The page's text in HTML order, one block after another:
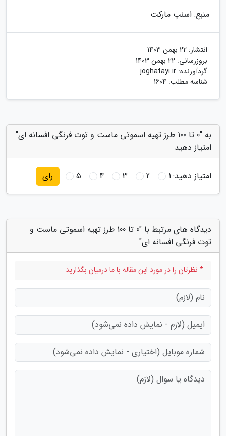
منبع: اسنپ مارکت
انتشار: 22 بهمن 1403
بروزرسانی: 22 بهمن 1403
گردآورنده: joghatayi.ir
شناسه مطلب: 1604
به "0 تا 100 طرز تهیه اسموتی ماست و توت فرنگی افسانه ای"
امتیاز دهید
امتیاز دهید:1
2
3
4
5 رای
دیدگاه های مرتبط با "0 تا 100 طرز تهیه اسموتی ماست و
توت فرنگی افسانه ای"
* نظرتان را در مورد این مقاله با ما درمیان بگذارید